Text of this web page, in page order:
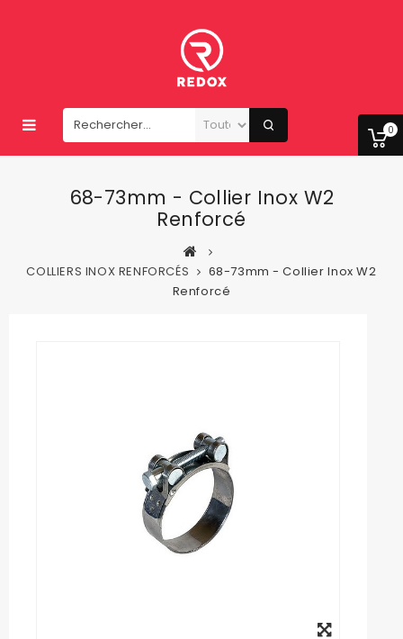
0
68-73mm - Collier Inox W2
Renforcé
COLLIERS INOX RENFORCÉS
68-73mm - Collier Inox W2
Renforcé